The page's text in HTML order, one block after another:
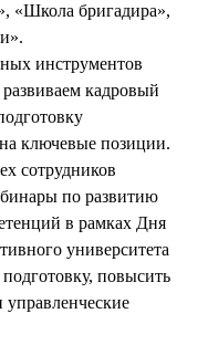
«Школа бригадира»,
инструментов
кадровый
ключевые позиции.
сотрудников
по развитию
в рамках Дня
университета
повысить